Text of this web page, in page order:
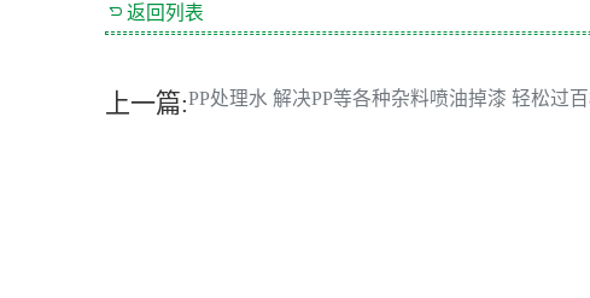
 返回列表
上一篇:PP处理水 解决PP等各种杂料喷油掉漆 轻松过